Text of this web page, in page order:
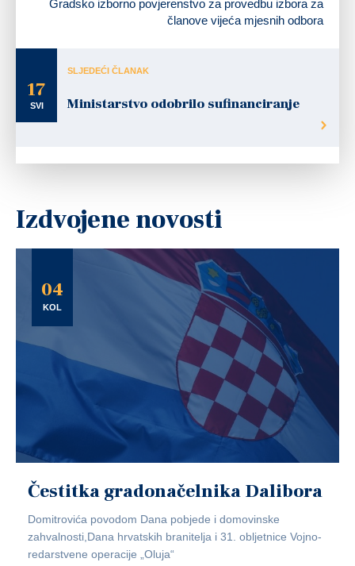
Gradsko izborno povjerenstvo za provedbu izbora za
članove vijeća mjesnih odbora
17
SVI
SLJEDEĆI ČLANAK
Ministarstvo odobrilo sufinanciranje
Izdvojene novosti
04
KOL
Čestitka gradonačelnika Dalibora
Domitrovića povodom Dana pobjede i domovinske
zahvalnosti,Dana hrvatskih branitelja i 31. obljetnice Vojno-
redarstvene operacije „Oluja“